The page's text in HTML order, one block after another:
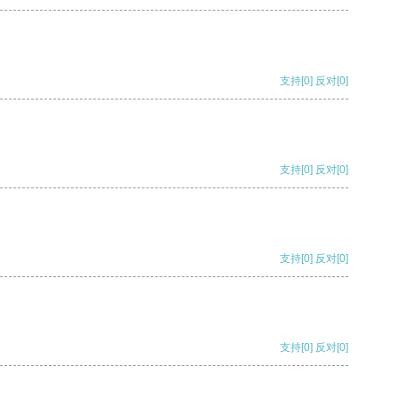
支持[0] 反对[0]
支持[0] 反对[0]
支持[0] 反对[0]
支持[0] 反对[0]